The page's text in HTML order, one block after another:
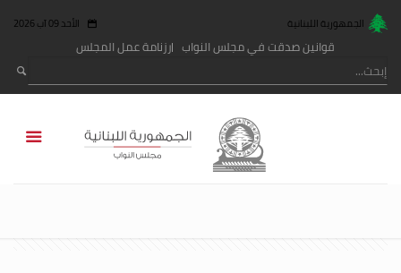
الجمهورية اللبنانية الأحد 09 آب 2026
قوانين صدقت في مجلس النواب رزنامة عمل المجلس